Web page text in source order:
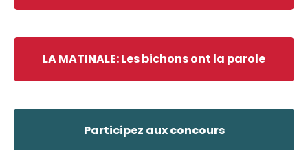
LA MATINALE: Les bichons ont la parole
Participez aux concours